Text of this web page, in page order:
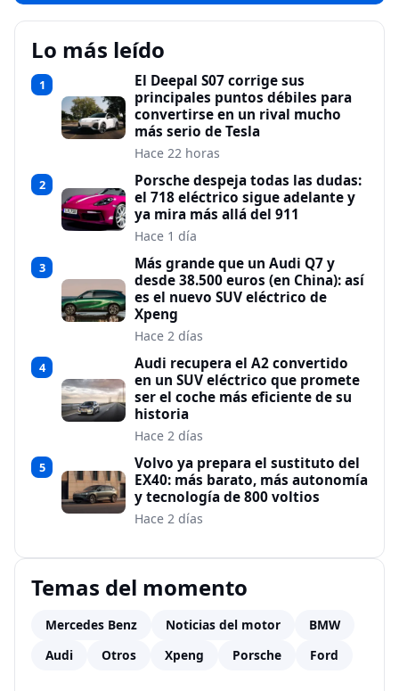
Lo más leído
1
El Deepal S07 corrige sus
principales puntos débiles para
convertirse en un rival mucho
más serio de Tesla
Hace 22 horas
2
Porsche despeja todas las dudas:
el 718 eléctrico sigue adelante y
ya mira más allá del 911
Hace 1 día
3
Más grande que un Audi Q7 y
desde 38.500 euros (en China): así
es el nuevo SUV eléctrico de
Xpeng
Hace 2 días
4
Audi recupera el A2 convertido
en un SUV eléctrico que promete
ser el coche más eficiente de su
historia
Hace 2 días
5
Volvo ya prepara el sustituto del
EX40: más barato, más autonomía
y tecnología de 800 voltios
Hace 2 días
Temas del momento
Mercedes Benz Noticias del motor
BMW
Audi
Otros Xpeng Porsche Ford